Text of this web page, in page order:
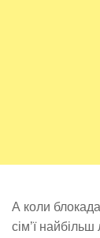
А коли
сім’ї